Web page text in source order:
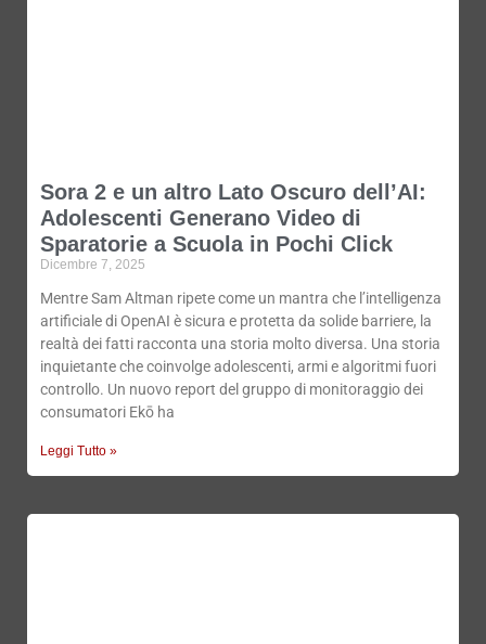
Sora 2 e un altro Lato Oscuro dell’AI:
Adolescenti Generano Video di
Sparatorie a Scuola in Pochi Click
Dicembre 7, 2025
Mentre Sam Altman ripete come un mantra che l’intelligenza
artificiale di OpenAI è sicura e protetta da solide barriere, la
realtà dei fatti racconta una storia molto diversa. Una storia
inquietante che coinvolge adolescenti, armi e algoritmi fuori
controllo. Un nuovo report del gruppo di monitoraggio dei
consumatori Ekō ha
Leggi Tutto »